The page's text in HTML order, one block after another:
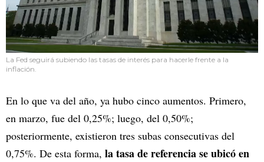
La Fed seguirá subiendo las tasas de interés para hacerle frente a la
inflación.
En lo que va del año, ya hubo cinco aumentos. Primero,
en marzo, fue del 0,25%; luego, del 0,50%;
posteriormente, existieron tres subas consecutivas del
0,75%. De esta forma, la tasa de referencia se ubicó en